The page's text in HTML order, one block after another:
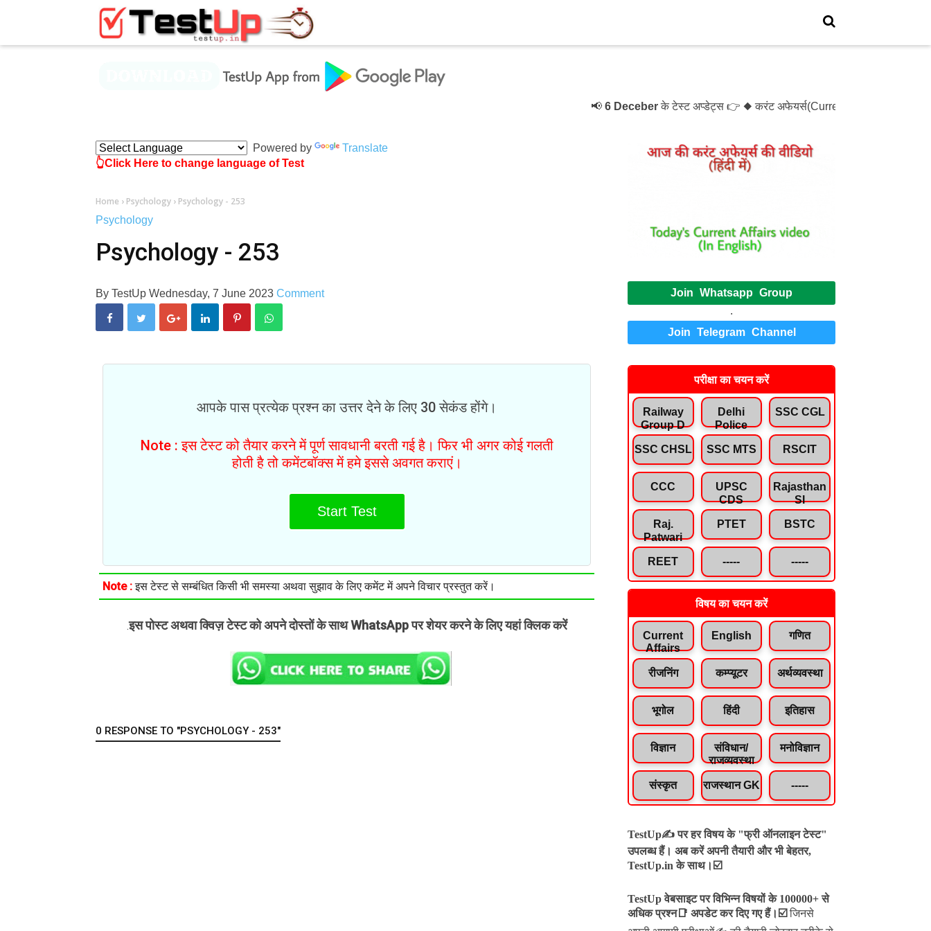
6 Deceberके टेस्ट अप्डेट्स 👉 ◆ करंट अफेयर्स(Current Affairs)- Test- 1214
Powered by
Translate
👆Click Here to change language of Test
Home › Psychology › Psychology - 253
Psychology
Psychology - 253
By TestUp Wednesday, 7 June 2023 Comment
आपके पास प्रत्येक प्रश्न का उत्तर देने के लिए 30 सेकंड होंगे।
Note : इस टेस्ट को तैयार करने में पूर्ण सावधानी बरती गई है। फिर भी अगर कोई गलती
होती है तो कमेंटबॉक्स में हमे इससे अवगत कराएं।
Start Test
Note :इस टेस्ट से सम्बंधित किसी भी समस्या अथवा सुझाव के लिए कमेंट में अपने विचार प्रस्तुत करें।
.इस पोस्ट अथवा क्विज़ टेस्ट को अपने दोस्तों के साथ WhatsApp पर शेयर करने के लिए यहां क्लिक करें
0 RESPONSE TO "PSYCHOLOGY - 253"
Join Whatsapp Group
.
Join Telegram Channel
परीक्षा का चयन करें
Railway
Group D
Delhi
Police
SSC CGL
SSC CHSL SSC MTS RSCIT
CCC
UPSC
CDS
Rajasthan
SI
Raj.
Patwari
PTET BSTC
REET ----- -----
विषय का चयन करें
Current
Affairs
English गणित
रीजनिंग कम्प्यूटर अर्थव्यवस्था
भूगोल हिंदी इतिहास
विज्ञान
संविधान/
राजव्यवस्था
मनोविज्ञान
संस्कृत राजस्थान GK -----
TestUp✍️ पर हर विषय के "फ्री ऑनलाइन टेस्ट"
उपलब्ध हैं। अब करें अपनी तैयारी और भी बेहतर,
TestUp.in के साथ।☑️
TestUp वेबसाइट पर विभिन्न विषयों के 100000+ से
अधिक प्रश्न📑 अपडेट कर दिए गए हैं। ☑️ जिनसे